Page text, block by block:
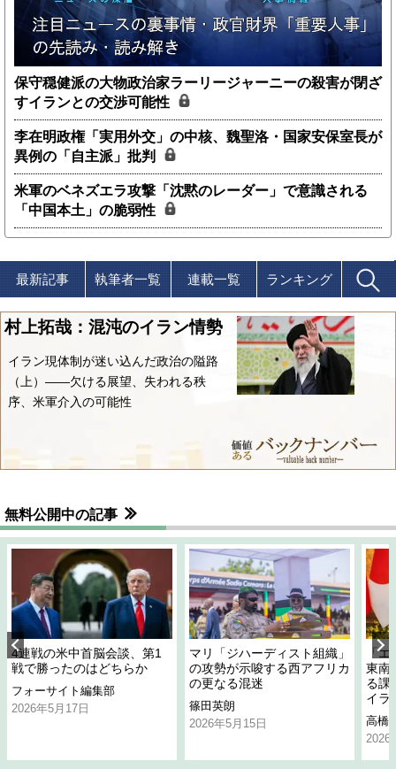
保守穏健派の大物政治家ラーリージャーニーの殺害が閉ざ
すイランとの交渉可能性
李在明政権「実用外交」の中核、魏聖洛・国家安保室長が
異例の「自主派」批判
米軍のベネズエラ攻撃「沈黙のレーダー」で意識される
「中国本土」の脆弱性
最新記事 執筆者一覧 連載一覧 ランキング
村上拓哉：混沌のイラン情勢
イラン現体制が迷い込んだ政治の隘路
（上）――欠ける展望、失われる秩
序、米軍介入の可能性
無料公開中の記事
4連戦の米中首脳会談、第1
戦で勝ったのはどちらか
フォーサイト編集部
2026年5月17日
マリ「ジハーディスト組織」
の攻勢が示唆する西アフリカ
の更なる混迷
篠田英朗
2026年5月15日
「
東南
る課
イラ
高橋
2026